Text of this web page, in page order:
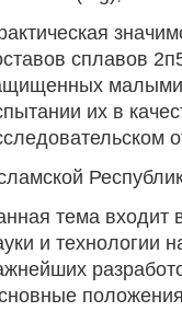
сплавов
малыми
их в
тема входит
и технологии